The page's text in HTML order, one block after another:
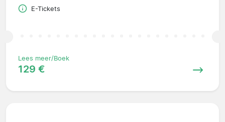
E-Tickets
Lees meer/Boek
129 €